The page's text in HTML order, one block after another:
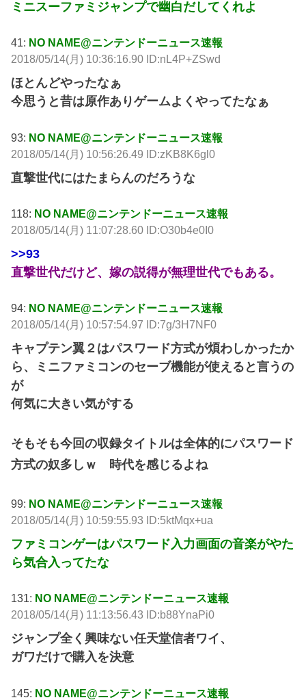
ミニスーファミジャンプで幽白だしてくれよ
41: NO NAME@ニンテンドーニュース速報
2018/05/14(月) 10:36:16.90 ID:nL4P+ZSwd
ほとんどやったなぁ
今思うと昔は原作ありゲームよくやってたなぁ
93: NO NAME@ニンテンドーニュース速報
2018/05/14(月) 10:56:26.49 ID:zKB8K6gl0
直撃世代にはたまらんのだろうな
118: NO NAME@ニンテンドーニュース速報
2018/05/14(月) 11:07:28.60 ID:O30b4e0I0
>>93
直撃世代だけど、嫁の説得が無理世代でもある。
94: NO NAME@ニンテンドーニュース速報
2018/05/14(月) 10:57:54.97 ID:7g/3H7NF0
キャプテン翼２はパスワード方式が煩わしかったか
ら、ミニファミコンのセーブ機能が使えると言うの
が
何気に大きい気がする
そもそも今回の収録タイトルは全体的にパスワード
方式の奴多しｗ 時代を感じるよね
99: NO NAME@ニンテンドーニュース速報
2018/05/14(月) 10:59:55.93 ID:5ktMqx+ua
ファミコンゲーはパスワード入力画面の音楽がやた
ら気合入ってたな
131: NO NAME@ニンテンドーニュース速報
2018/05/14(月) 11:13:56.43 ID:b88YnaPi0
ジャンプ全く興味ない任天堂信者ワイ、
ガワだけで購入を決意
145: NO NAME@ニンテンドーニュース速報